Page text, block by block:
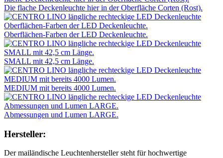
Die flache Deckenleuchte hier in der Oberfläche Corten (Rost).
Oberflächen-Farben der LED Deckenleuchte.
SMALL mit 42,5 cm Länge.
MEDIUM mit bereits 4000 Lumen.
Abmessungen und Lumen LARGE.
Hersteller:
Der mailändische Leuchtenhersteller steht für hochwertige